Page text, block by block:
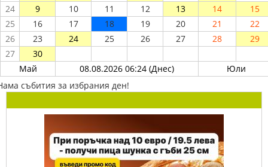
24
9 10 11 12 13 14
15
25
16 17 18 19 20 21
22
26
23 24 25 26 27 28
29
27
30
Май
08.08.2026 06:24 (Днес)
Юли
събития за избрания ден!